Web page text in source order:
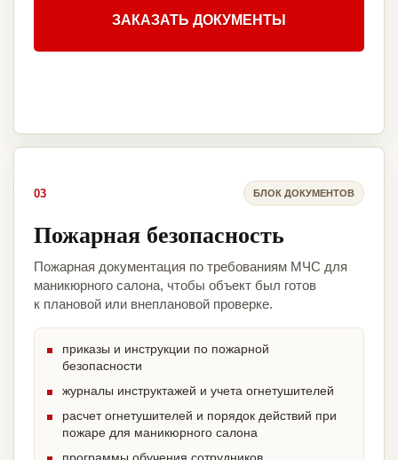
ЗАКАЗАТЬ ДОКУМЕНТЫ
03 БЛОК ДОКУМЕНТОВ
Пожарная безопасность
Пожарная документация по требованиям МЧС для
маникюрного салона, чтобы объект был готов
к плановой или внеплановой проверке.
приказы и инструкции по пожарной
безопасности
журналы инструктажей и учета огнетушителей
расчет огнетушителей и порядок действий при
пожаре для маникюрного салона